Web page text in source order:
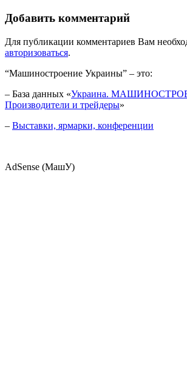
Добавить комментарий
Для публикации комментариев Вам
авторизоваться.
“Машиностроение Украины” – это:
– База данных «Украина.
Производители и трейдеры»
– Выставки, ярмарки, конференции
AdSense (МашУ)